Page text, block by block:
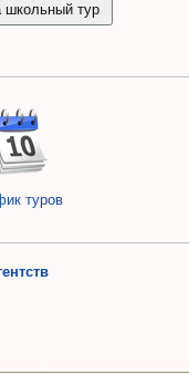
туров